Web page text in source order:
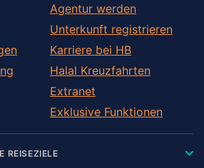
Agentur werden
Unterkunft registrieren
Karriere bei HB
Halal Kreuzfahrten
Extranet
Exklusive Funktionen
REISEZIELE